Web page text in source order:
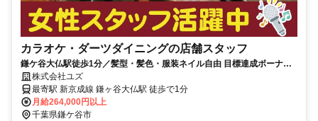
カラオケ・ダーツダイニングの店舗スタッフ
鎌ケ谷大仏駅徒歩1分／髪型・髪色・服装ネイル自由 目標達成ボーナス
有／インセンティブ有
株式会社ユズ
最寄駅 新京成線 鎌ヶ谷大仏駅 徒歩で1分
月給264,000円以上
千葉県鎌ケ谷市